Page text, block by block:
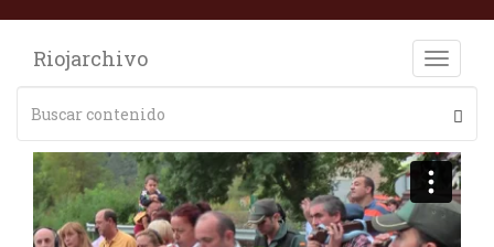
Toggle
Riojarchivo